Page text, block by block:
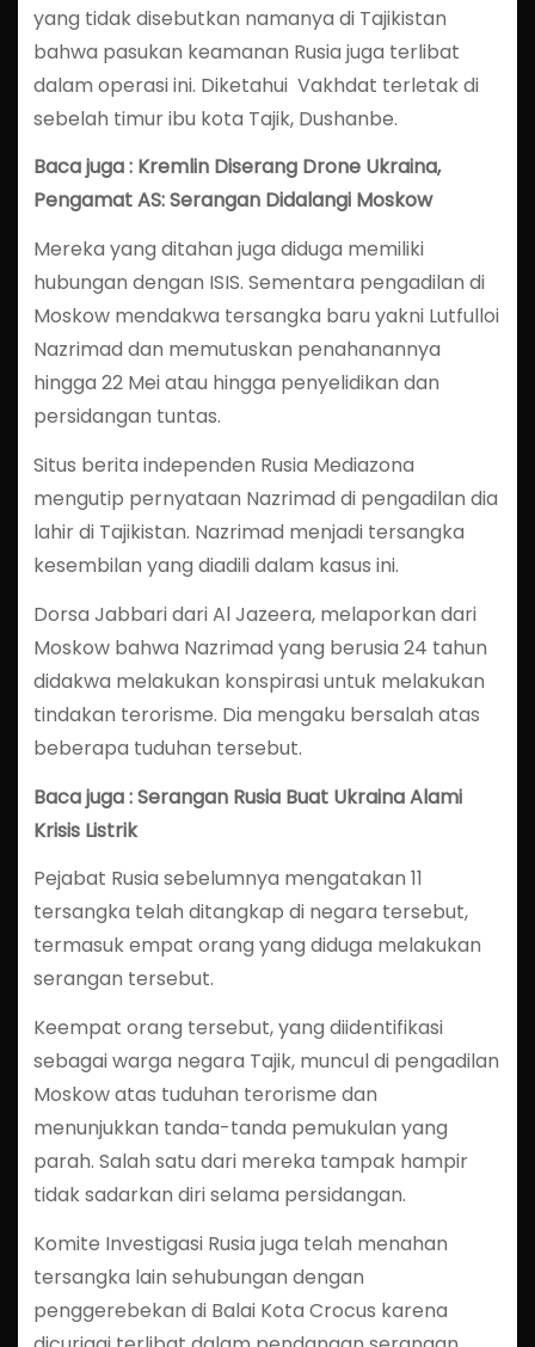
yang tidak disebutkan namanya di Tajikistan
bahwa pasukan keamanan Rusia juga terlibat
dalam operasi ini. Diketahui Vakhdat terletak di
sebelah timur ibu kota Tajik, Dushanbe.
Baca juga : Kremlin Diserang Drone Ukraina,
Pengamat AS: Serangan Didalangi Moskow
Mereka yang ditahan juga diduga memiliki
hubungan dengan ISIS. Sementara pengadilan di
Moskow mendakwa tersangka baru yakni Lutfulloi
Nazrimad dan memutuskan penahanannya
hingga 22 Mei atau hingga penyelidikan dan
persidangan tuntas.
Situs berita independen Rusia Mediazona
mengutip pernyataan Nazrimad di pengadilan dia
lahir di Tajikistan. Nazrimad menjadi tersangka
kesembilan yang diadili dalam kasus ini.
Dorsa Jabbari dari Al Jazeera, melaporkan dari
Moskow bahwa Nazrimad yang berusia 24 tahun
didakwa melakukan konspirasi untuk melakukan
tindakan terorisme. Dia mengaku bersalah atas
beberapa tuduhan tersebut.
Baca juga : Serangan Rusia Buat Ukraina Alami
Krisis Listrik
Pejabat Rusia sebelumnya mengatakan 11
tersangka telah ditangkap di negara tersebut,
termasuk empat orang yang diduga melakukan
serangan tersebut.
Keempat orang tersebut, yang diidentifikasi
sebagai warga negara Tajik, muncul di pengadilan
Moskow atas tuduhan terorisme dan
menunjukkan tanda-tanda pemukulan yang
parah. Salah satu dari mereka tampak hampir
tidak sadarkan diri selama persidangan.
Komite Investigasi Rusia juga telah menahan
tersangka lain sehubungan dengan
penggerebekan di Balai Kota Crocus karena